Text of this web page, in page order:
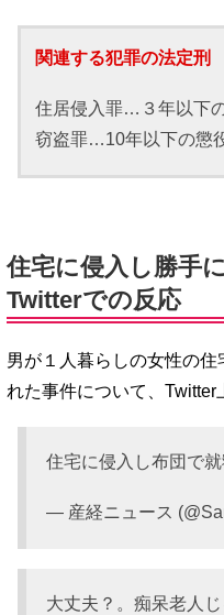
関連する犯罪の法定刑
住居侵入罪…３年以下
窃盗罪…10年以下の懲
住宅に侵入し勝手
Twitterでの反応
男が１人暮らしの女性の
れた事件について、Twitter
住宅に侵入し布団で
— 産経ニュース
大丈夫？。痴呆老人